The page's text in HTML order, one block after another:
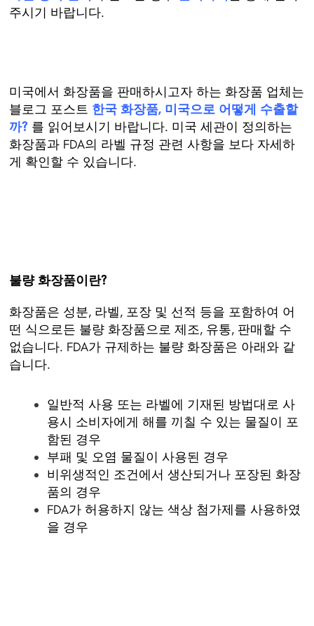
주시기 바랍니다.
미국에서 화장품을 판매하시고자 하는 화장품 업체는
블로그 포스트 한국 화장품, 미국으로 어떻게 수출할
까? 를 읽어보시기 바랍니다. 미국 세관이 정의하는
화장품과 FDA의 라벨 규정 관련 사항을 보다 자세하
게 확인할 수 있습니다.
불량 화장품이란?
화장품은 성분, 라벨, 포장 및 선적 등을 포함하여 어
떤 식으로든 불량 화장품으로 제조, 유통, 판매할 수
없습니다. FDA가 규제하는 불량 화장품은 아래와 같
습니다.
일반적 사용 또는 라벨에 기재된 방법대로 사
용시 소비자에게 해를 끼칠 수 있는 물질이 포
함된 경우
부패 및 오염 물질이 사용된 경우
비위생적인 조건에서 생산되거나 포장된 화장
품의 경우
FDA가 허용하지 않는 색상 첨가제를 사용하였
을 경우